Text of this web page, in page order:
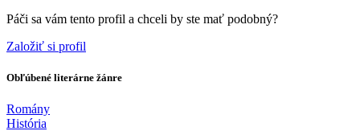
Páči sa vám tento profil a chceli by ste mať podobný?
Založiť si profil
Obľúbené literárne žánre
Romány
História